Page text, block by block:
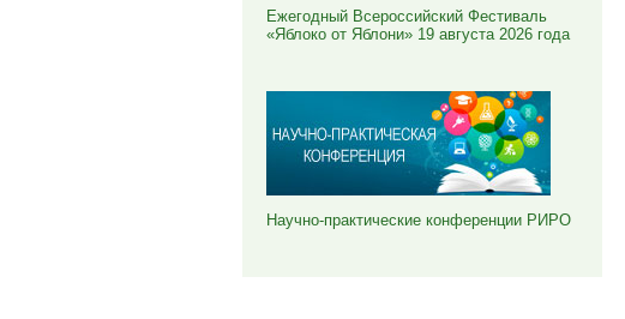
Ежегодный Всероссийский Фестиваль
«Яблоко от Яблони» 19 августа 2026 года
Научно-практические конференции РИРО